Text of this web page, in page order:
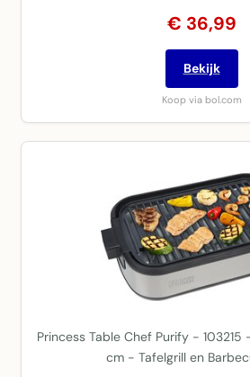
€ 36,99
Bekijk
Koop via bol.com
Princess Table Chef Purify - 103215
cm - Tafelgrill en